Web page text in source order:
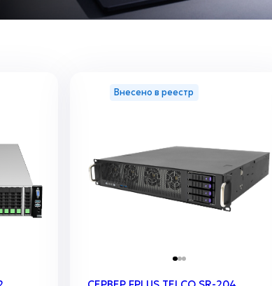
Внесено в реестр